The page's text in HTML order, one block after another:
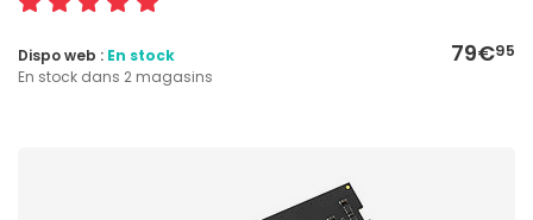
79€95
Dispo web : En stock
En stock dans 2 magasins